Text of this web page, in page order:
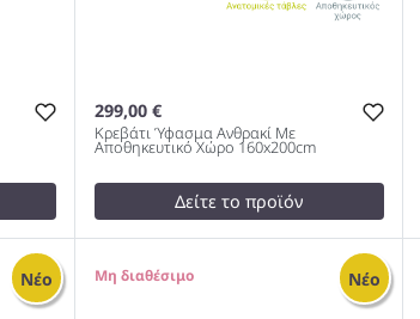
299,00 €
Κρεβάτι Ύφασμα Ανθρακί Με
Αποθηκευτικό Χώρο 160x200cm
Δείτε το προϊόν
testFalse
Κρεβάτι Ύφασμα Ανθρακί Με
Αποθηκευτικό Χώρο 160x200cm
Νέο Νέο